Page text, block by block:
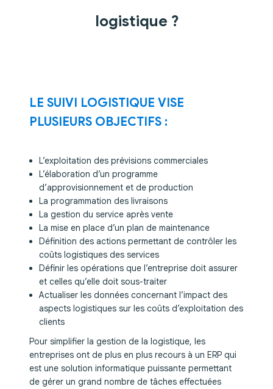
logistique ?
LE SUIVI LOGISTIQUE VISE
PLUSIEURS OBJECTIFS :
L’exploitation des prévisions commerciales
L’élaboration d’un programme
d’approvisionnement et de production
La programmation des livraisons
La gestion du service après vente
La mise en place d’un plan de maintenance
Définition des actions permettant de contrôler les
coûts logistiques des services
Définir les opérations que l’entreprise doit assurer
et celles qu’elle doit sous-traiter
Actualiser les données concernant l’impact des
aspects logistiques sur les coûts d’exploitation des
clients
Pour simplifier la gestion de la logistique, les
entreprises ont de plus en plus recours à un ERP qui
est une solution informatique puissante permettant
de gérer un grand nombre de tâches effectuées